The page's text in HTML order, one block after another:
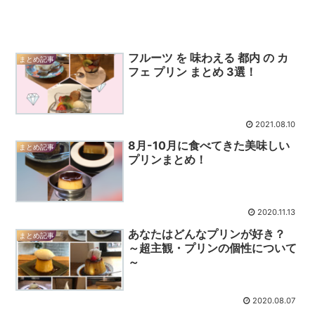
まとめ記事
フルーツ を 味わえる 都内 の カ
フェ プリン まとめ 3選！
2021.08.10
まとめ記事
8月-10月に食べてきた美味しい
プリンまとめ！
2020.11.13
まとめ記事
あなたはどんなプリンが好き？
～超主観・プリンの個性について
～
2020.08.07